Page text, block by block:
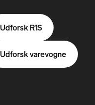
Udforsk R1S
Udforsk varevogne